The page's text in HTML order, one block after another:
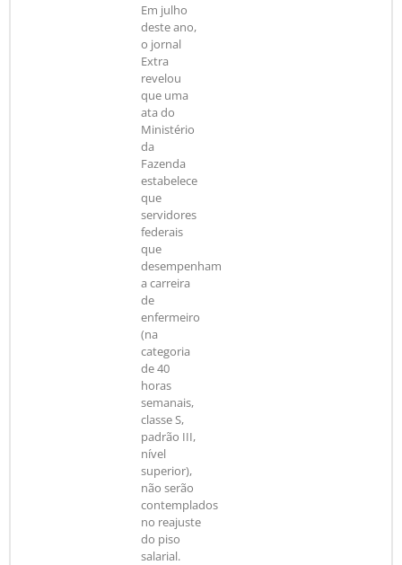
Em julho
deste ano,
o jornal
Extra
revelou
que uma
ata do
Ministério
da
Fazenda
estabelece
que
servidores
federais
que
desempenham
a carreira
de
enfermeiro
(na
categoria
de 40
horas
semanais,
classe S,
padrão III,
nível
superior),
não serão
contemplados
no reajuste
do piso
salarial.